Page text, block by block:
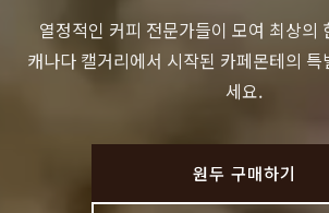
열정적인 커피 전문가들이 모여 최상의
캐나다 캘거리에서 시작된 카페몬테의
세요.
원두 구매하기